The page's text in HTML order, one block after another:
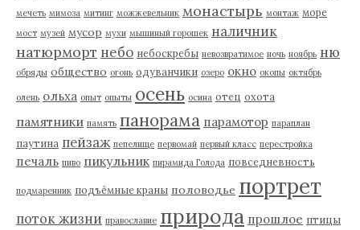
мечеть мимоза митинг можжевельник монастырь монтаж море
мост музей мусор мухи мышиный горошек наличник
натюрморт небо небоскребы невозвратимое ночь ноябрь ню
обряды общество огонь одуванчики озеро окно окопы октябрь
олень ольха опыт опыты осень осина отец охота
памятники память панорама парамотор параплан
паутина пейзаж пепелище первомай первый класс перестройка
печаль пиво пикульник пирамида Голода повседневность
подмаренник подъёмные краны половодье портрет
поток жизни православие природа прошлое птицы